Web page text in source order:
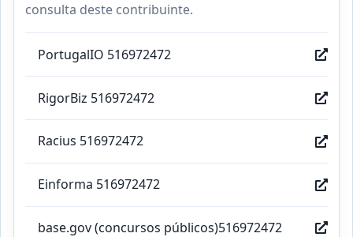
consulta deste contribuinte.
PortugalIO 516972472
RigorBiz 516972472
Racius 516972472
Einforma 516972472
base.gov (concursos públicos)516972472